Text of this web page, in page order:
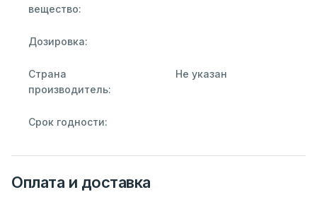
вещество:
Дозировка:
Страна
производитель:
Не указан
Срок годности:
Оплата и доставка